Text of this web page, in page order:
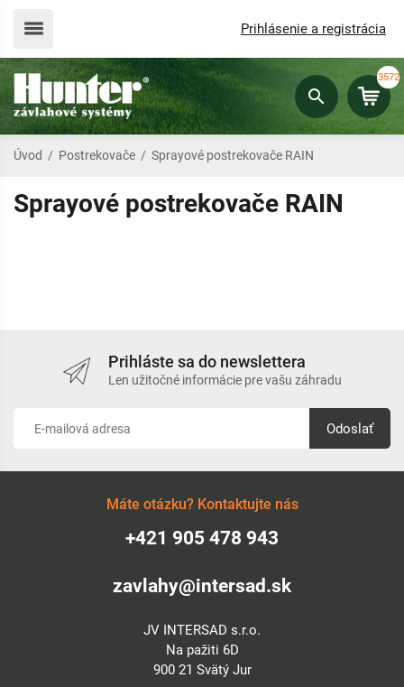
Prihlásenie a registrácia
3572
Úvod / Postrekovače / Sprayové postrekovače RAIN
Sprayové postrekovače RAIN
Prihláste sa do newslettera
Len užitočné informácie pre vašu záhradu
Odoslať
Máte otázku? Kontaktujte nás
+421 905 478 943
zavlahy@intersad.sk
JV INTERSAD s.r.o.
Na pažiti 6D
900 21 Svätý Jur